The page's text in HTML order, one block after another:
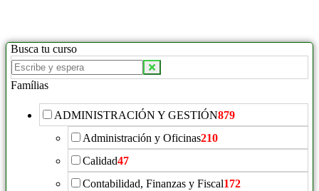
Busca tu curso
Buscar
productos:
Famílias
ADMINISTRACIÓN Y GESTIÓN879
Administración y Oficinas210
Calidad47
Contabilidad, Finanzas y Fiscal172